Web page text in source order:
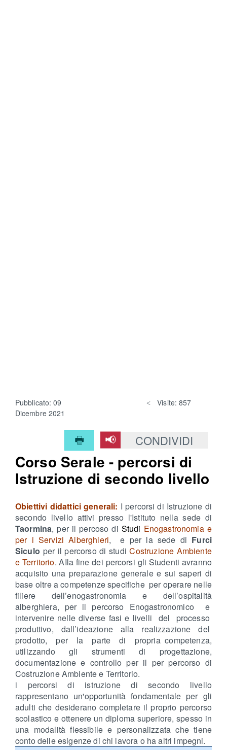
Pubblicato: 09
Dicembre 2021
Visite: 857
CONDIVIDI
Corso Serale - percorsi di
Istruzione di secondo livello
Obiettivi didattici generali: I percorsi di Istruzione di
secondo livello attivi presso l'Istituto nella sede di
Taormina, per il percoso di Studi Enogastronomia e
per i Servizi Alberghieri, e per la sede di Furci
Siculo per il percorso di studi Costruzione Ambiente
e Territorio. AIla fine dei percorsi gli Studenti avranno
acquisito una preparazione generale e sui saperi di
base oltre a competenze specifiche per operare nelle
filiere dell’enogastronomia e dell’ospitalità
alberghiera, per il percorso Enogastronomico e
intervenire nelle diverse fasi e livelli del processo
produttivo, dall’ideazione alla realizzazione del
prodotto, per la parte di propria competenza,
utilizzando gli strumenti di progettazione,
documentazione e controllo per il per percorso di
Costruzione Ambiente e Territorio.
i percorsi di istruzione di secondo livello
rappresentano un'opportunità fondamentale per gli
adulti che desiderano completare il proprio percorso
scolastico e ottenere un diploma superiore, spesso in
una modalità flessibile e personalizzata che tiene
conto delle esigenze di chi lavora o ha altri impegni.